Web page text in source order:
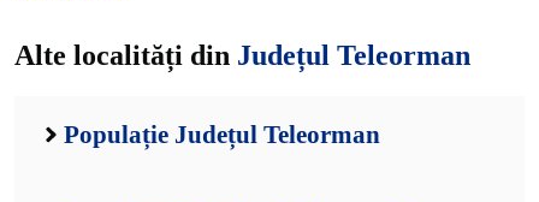
Alte localități din Județul Teleorman
Populație Județul Teleorman